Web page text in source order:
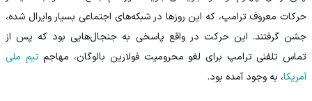
حرکات معروف ترامپ، که این روزها در شبکه‌های اجتماعی بسیار وایرال شده،
جشن گرفتند. این حرکت در واقع پاسخی به جنجال‌هایی بود که پس از
تماس تلفنی ترامپ برای لغو محرومیت فولارین بالوگان، مهاجمتیم ملی
آمریکا، به وجود آمده بود.